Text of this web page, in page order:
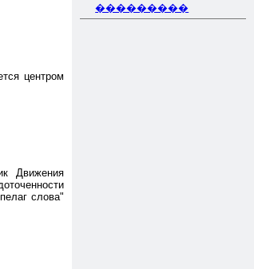
центром
Движения
слова"
���������